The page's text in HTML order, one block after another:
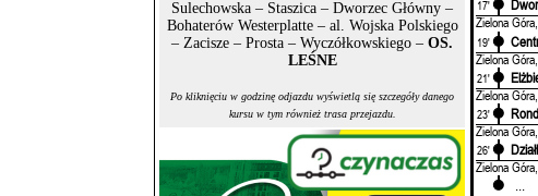
Sulechowska – Staszica – Dworzec Główny –
Bohaterów Westerplatte – al. Wojska Polskiego
– Zacisze – Prosta – Wyczółkowskiego – OS.
LEŚNE
Po kliknięciu w godzinę odjazdu wyświetlą się szczegóły danego
kursu w tym również trasa przejazdu.
17'
Zielona
19'
Zielona
21'
Zielona
23'
Zielona
26'
Zielona
...